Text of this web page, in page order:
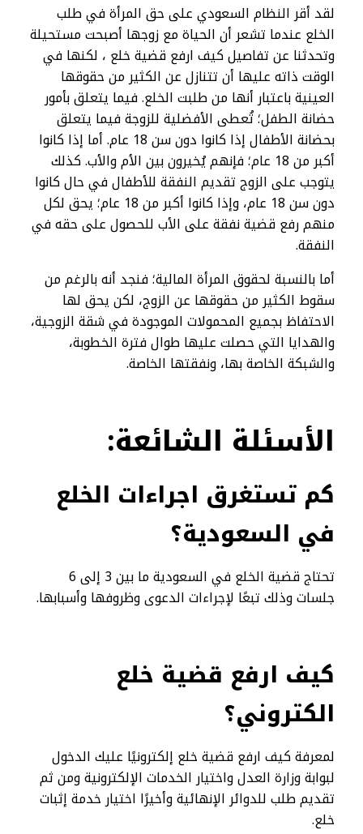
لقد أقر النظام السعودي على حق المرأة في طلب
الخلع عندما تشعر أن الحياة مع زوجها أصبحت مستحيلة
وتحدثنا عن تفاصيل كيف ارفع قضية خلع ، لكنها في
الوقت ذاته عليها أن تتنازل عن الكثير من حقوقها
العينية باعتبار أنها من طلبت الخلع. فيما يتعلق بأمور
حضانة الطفل؛ تُعطى الأفضلية للزوجة فيما يتعلق
بحضانة الأطفال إذا كانوا دون سن 18 عام. أما إذا كانوا
أكبر من 18 عام؛ فإنهم يُخيرون بين الأم والأب. كذلك
يتوجب على الزوج تقديم النفقة للأطفال في حال كانوا
دون سن 18 عام، وإذا كانوا أكبر من 18 عام؛ يحق لكل
منهم رفع قضية نفقة على الأب للحصول على حقه في
النفقة.
أما بالنسبة لحقوق المرأة المالية؛ فنجد أنه بالرغم من
سقوط الكثير من حقوقها عن الزوج، لكن يحق لها
الاحتفاظ بجميع المحمولات الموجودة في شقة الزوجية،
والهدايا التي حصلت عليها طوال فترة الخطوبة،
والشبكة الخاصة بها، ونفقتها الخاصة.
الأسئلة الشائعة:
كم تستغرق اجراءات الخلع
في السعودية؟
تحتاج قضية الخلع في السعودية ما بين 3 إلى 6
جلسات وذلك تبعًا لإجراءات الدعوى وظروفها وأسبابها.
كيف ارفع قضية خلع
الكتروني؟
لمعرفة كيف ارفع قضية خلع إلكترونيًا عليك الدخول
لبوابة وزارة العدل واختيار الخدمات الإلكترونية ومن ثم
تقديم طلب للدوائر الإنهائية وأخيرًا اختيار خدمة إثبات
خلع.